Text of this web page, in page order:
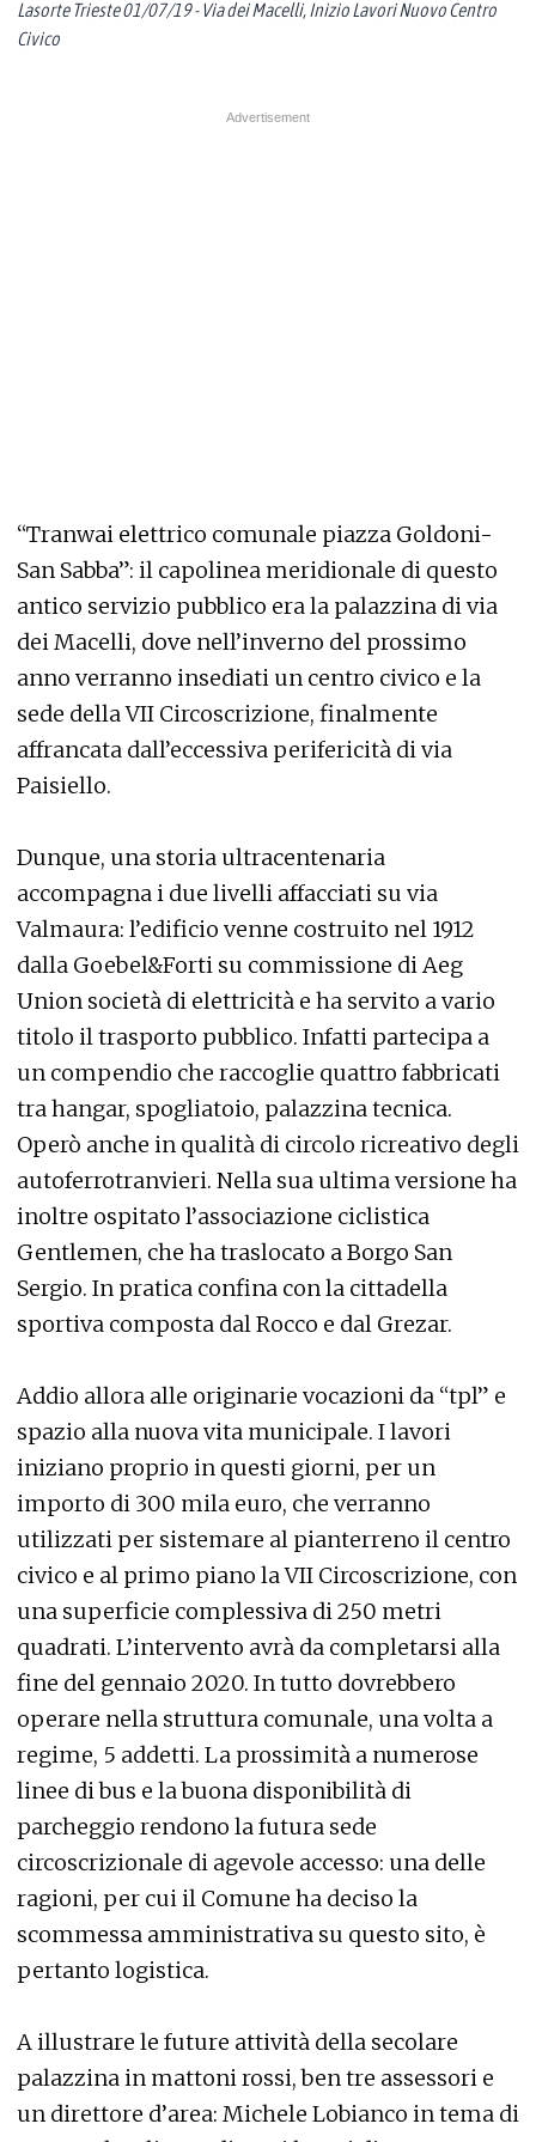
Lasorte Trieste 01/07/19 - Via dei Macelli, Inizio Lavori Nuovo Centro
Civico
“Tranwai elettrico comunale piazza Goldoni-
San Sabba”: il capolinea meridionale di questo
antico servizio pubblico era la palazzina di via
dei Macelli, dove nell’inverno del prossimo
anno verranno insediati un centro civico e la
sede della VII Circoscrizione, finalmente
affrancata dall’eccessiva perifericità di via
Paisiello.
Dunque, una storia ultracentenaria
accompagna i due livelli affacciati su via
Valmaura: l’edificio venne costruito nel 1912
dalla Goebel&Forti su commissione di Aeg
Union società di elettricità e ha servito a vario
titolo il trasporto pubblico. Infatti partecipa a
un compendio che raccoglie quattro fabbricati
tra hangar, spogliatoio, palazzina tecnica.
Operò anche in qualità di circolo ricreativo degli
autoferrotranvieri. Nella sua ultima versione ha
inoltre ospitato l’associazione ciclistica
Gentlemen, che ha traslocato a Borgo San
Sergio. In pratica confina con la cittadella
sportiva composta dal Rocco e dal Grezar.
Addio allora alle originarie vocazioni da “tpl” e
spazio alla nuova vita municipale. I lavori
iniziano proprio in questi giorni, per un
importo di 300 mila euro, che verranno
utilizzati per sistemare al pianterreno il centro
civico e al primo piano la VII Circoscrizione, con
una superficie complessiva di 250 metri
quadrati. L’intervento avrà da completarsi alla
fine del gennaio 2020. In tutto dovrebbero
operare nella struttura comunale, una volta a
regime, 5 addetti. La prossimità a numerose
linee di bus e la buona disponibilità di
parcheggio rendono la futura sede
circoscrizionale di agevole accesso: una delle
ragioni, per cui il Comune ha deciso la
scommessa amministrativa su questo sito, è
pertanto logistica.
A illustrare le future attività della secolare
palazzina in mattoni rossi, ben tre assessori e
un direttore d’area: Michele Lobianco in tema di